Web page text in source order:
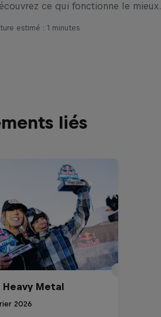
ce qui fonctionne le mieux.
estimé : 1 minutes
liés
Heavy Metal
2026